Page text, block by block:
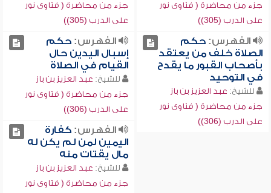
جزء من محاضرة ( فتاوى نور
على الدرب (305))
جزء من محاضرة ( فتاوى نور
على الدرب (305))
الفهرس:حكم
الصلاة خلف من يعتقد
بأصحاب القبور ما يقدح
في التوحيد
للشيخ: عبد العزيز بن باز
جزء من محاضرة ( فتاوى نور
على الدرب (306))
الفهرس:حكم
إسبال اليدين حال
القيام في الصلاة
للشيخ: عبد العزيز بن باز
جزء من محاضرة ( فتاوى نور
على الدرب (306))
الفهرس:كفارة
اليمين لمن لم يكن له
مال يقتات منه
للشيخ: عبد العزيز بن باز
جزء من محاضرة ( فتاوى نور